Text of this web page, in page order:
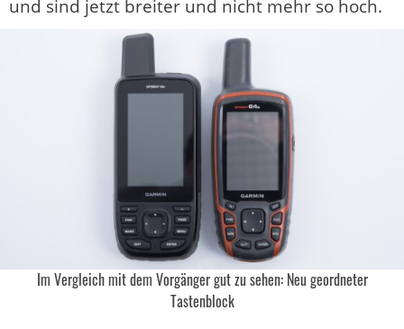
und sind jetzt breiter und nicht mehr so hoch.
Im Vergleich mit dem Vorgänger gut zu sehen: Neu geordneter
Tastenblock